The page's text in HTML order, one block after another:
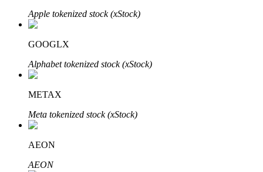
Bitrue
Apple tokenized stock (xStock)
GOOGLX
Alphabet tokenized stock (xStock)
METAX
Meta tokenized stock (xStock)
AEON
AEON